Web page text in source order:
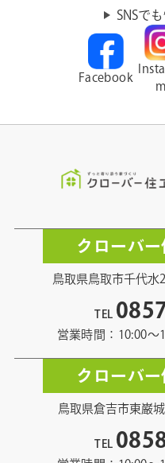
SNSで
Facebook
m
クローバ
鳥取県鳥取市千代水
TEL
営業時間：10:00〜
クローバ
鳥取県倉吉市東巌
TEL